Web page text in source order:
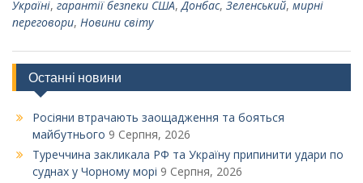
Україні, гарантії безпеки США,Донбас, Зеленський, мирні
переговори, Новини світу
Останні новини
Росіяни втрачають заощадження та бояться
майбутнього 9 Серпня, 2026
Туреччина закликала РФ та Україну припинити удари по
суднах у Чорному морі 9 Серпня, 2026